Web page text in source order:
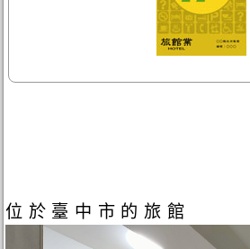
位於臺中市的旅館